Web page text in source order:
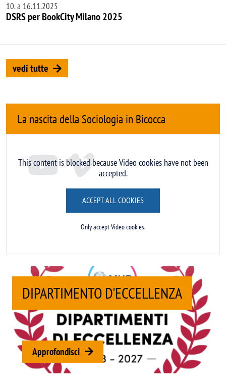
10. a 16.11.2025
DSRS per BookCity Milano 2025
vedi tutte
La nascita della Sociologia in Bicocca
Remote video URL
This content is blocked because Video cookies have not been
accepted.
ACCEPT ALL COOKIES
Only accept Video cookies.
DIPARTIMENTO D'ECCELLENZA
Approfondisci